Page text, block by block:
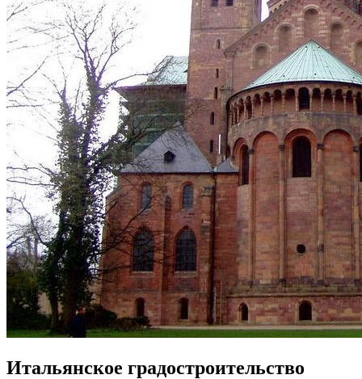
Итальянское градостроительство